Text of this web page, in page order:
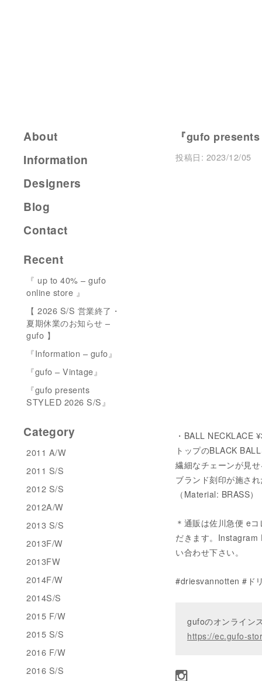
『gufo
投稿日: 2023/12/05
・BALL NECKLACE
トップのBLACK
繊細なチェーンが見
ブランド刻印が施さ
（Material: BRASS）
＊通販は佐川急便 e
だきます。
い合わせ下さい。
#driesvannotten #ド
gufoのオンライン
https://ec.gufo-
About
Information
Designers
Blog
Contact
Recent
『 up to 40% – gufo
online store 』
【 2026 S/S 営業終了・
夏期休業のお知らせ –
gufo 】
『Information – gufo』
『gufo – Vintage』
『gufo presents
STYLED 2026 S/S』
Category
2011 A/W
2011 S/S
2012 S/S
2012A/W
2013 S/S
2013F/W
2013FW
2014F/W
2014S/S
2015 F/W
2015 S/S
2016 F/W
2016 S/S